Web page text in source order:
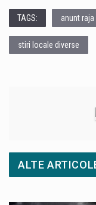
TAGS: anunt raja
stiri locale diverse
ALTE